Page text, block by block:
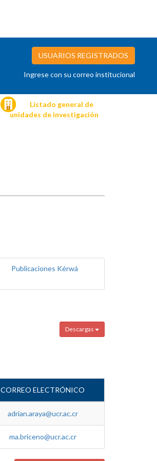
USUARIOS REGISTRADOS
Ingrese con su correo institucional
Listado general de
unidades de investigación
Publicaciones Kérwá
Descargas
CORREO ELECTRÓNICO
adrian.araya@ucr.ac.cr
ma.briceno@ucr.ac.cr